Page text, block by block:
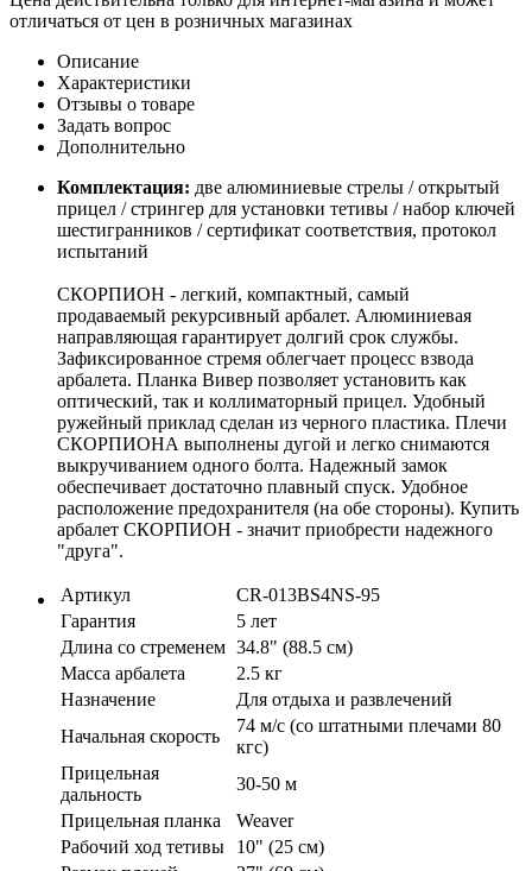
отличаться от цен в розничных магазинах
Описание
Характеристики
Отзывы о товаре
Задать вопрос
Дополнительно
Комплектация: две алюминиевые стрелы / открытый
прицел / стрингер для установки тетивы / набор ключей
шестигранников / сертификат соответствия, протокол
испытаний
СКОРПИОН - легкий, компактный, самый
продаваемый рекурсивный арбалет. Алюминиевая
направляющая гарантирует долгий срок службы.
Зафиксированное стремя облегчает процесс взвода
арбалета. Планка Вивер позволяет установить как
оптический, так и коллиматорный прицел. Удобный
ружейный приклад сделан из черного пластика. Плечи
СКОРПИОНА выполнены дугой и легко снимаются
выкручиванием одного болта. Надежный замок
обеспечивает достаточно плавный спуск. Удобное
расположение предохранителя (на обе стороны). Купить
арбалет СКОРПИОН - значит приобрести надежного
"друга".
Артикул
CR-013BS4NS-95
Гарантия
5 лет
Длина со стременем 34.8" (88.5 см)
Масса арбалета
2.5 кг
Назначение
Для отдыха и развлечений
Начальная скорость
74 м/c (со штатными плечами 80
кгс)
Прицельная
дальность
30-50 м
Прицельная планка
Weaver
Рабочий ход тетивы
10" (25 см)